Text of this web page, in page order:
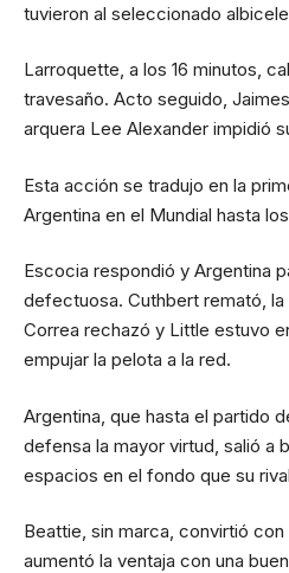
tuvieron al seleccionado
Larroquette, a los 16 minutos,
travesaño. Acto seguido,
arquera Lee Alexander impidió
Esta acción se tradujo en la
Argentina en el Mundial hasta
Escocia respondió y Argentina
defectuosa. Cuthbert remató, la
Correa rechazó y Little estuvo
empujar la pelota a la red.
Argentina, que hasta el partido
defensa la mayor virtud, salió a
espacios en el fondo que su
Beattie, sin marca, convirtió
aumentó la ventaja con una